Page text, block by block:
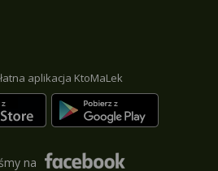
aplikacja KtoMaLek
na